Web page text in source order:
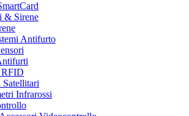
& Sirene
Antifurto
RFID
Satellitari
Infrarossi